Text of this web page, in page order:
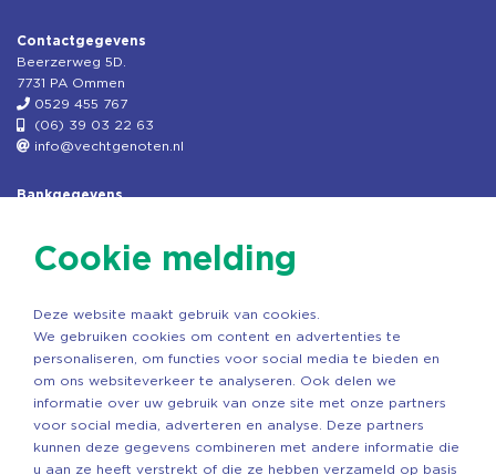
Contactgegevens
Beerzerweg 5D.
7731 PA Ommen
0529 455 767
(06) 39 03 22 63
info@vechtgenoten.nl
Bankgegevens
Rek.nr: NL85RABO0127579230
Copyright ©2026 Vechtgenoten
Cookie melding
Deze website maakt gebruik van cookies.
We gebruiken cookies om content en advertenties te
personaliseren, om functies voor social media te bieden en
om ons websiteverkeer te analyseren. Ook delen we
informatie over uw gebruik van onze site met onze partners
voor social media, adverteren en analyse. Deze partners
kunnen deze gegevens combineren met andere informatie die
u aan ze heeft verstrekt of die ze hebben verzameld op basis